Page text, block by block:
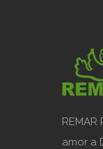
amor a